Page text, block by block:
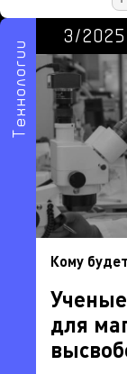
Технологии
3/2025
Кому
для